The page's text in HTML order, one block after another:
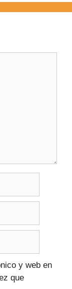
y web en
que